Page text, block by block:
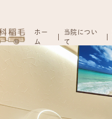
ホー
ム
当院につい
て